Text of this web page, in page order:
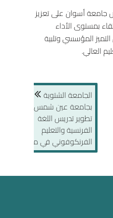
جامعة أسوان على تعزيز
بمستوى الأداء
المؤسسي وتلبية
العالي.
الجامعة الشتوية
بجامعة عين شمس تدعم
تطوير تدريس اللغة
الفرنسية والتعليم
الفرنكوفوني في مصر